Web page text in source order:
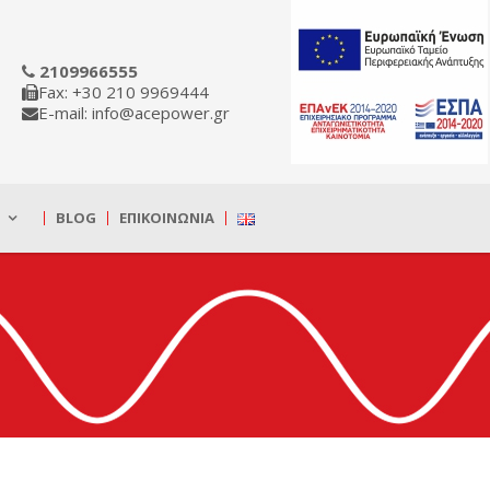
2109966555
Fax: +30 210 9969444
E-mail: info@acepower.gr
BLOG ΕΠΙΚΟΙΝΩΝΊΑ